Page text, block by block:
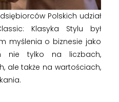
Polskich udział
Klasyka Stylu był
myślenia o biznesie jako
nie tylko na liczbach,
ale także na wartościach,